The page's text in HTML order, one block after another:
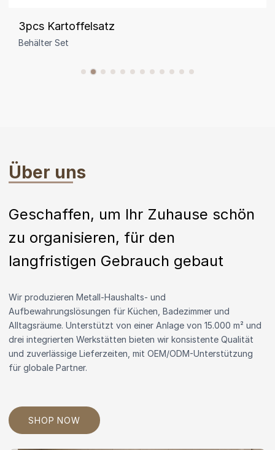
3pcs Kartoffelsatz
Behälter Set
Über uns
Geschaffen, um Ihr Zuhause schön
zu organisieren, für den
langfristigen Gebrauch gebaut
Wir produzieren Metall-Haushalts- und
Aufbewahrungslösungen für Küchen, Badezimmer und
Alltagsräume. Unterstützt von einer Anlage von 15.000 m² und
drei integrierten Werkstätten bieten wir konsistente Qualität
und zuverlässige Lieferzeiten, mit OEM/ODM-Unterstützung
für globale Partner.
SHOP NOW